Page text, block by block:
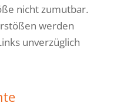
nicht zumutbar.
werden
unverzüglich